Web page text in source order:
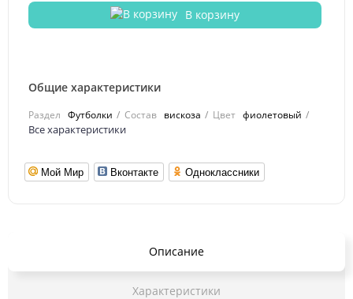
В корзину
Общие характеристики
Раздел Футболки Состав вискоза Цвет фиолетовый
Все характеристики
Мой Мир Вконтакте Одноклассники
Описание
Характеристики